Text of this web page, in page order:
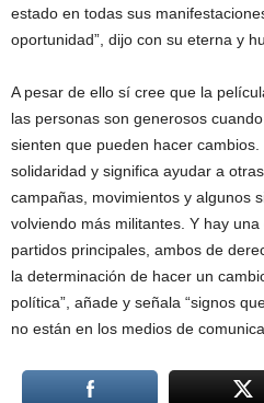
estado en todas sus
oportunidad”, dijo con su eterna y
A pesar de ello sí cree que la
las personas son generosos
sienten que pueden hacer
solidaridad y significa ayudar a
campañas, movimientos y algunos
volviendo más militantes. Y hay
partidos principales, ambos de
la determinación de hacer un
política”, añade y señala “signos
no están en los medios de